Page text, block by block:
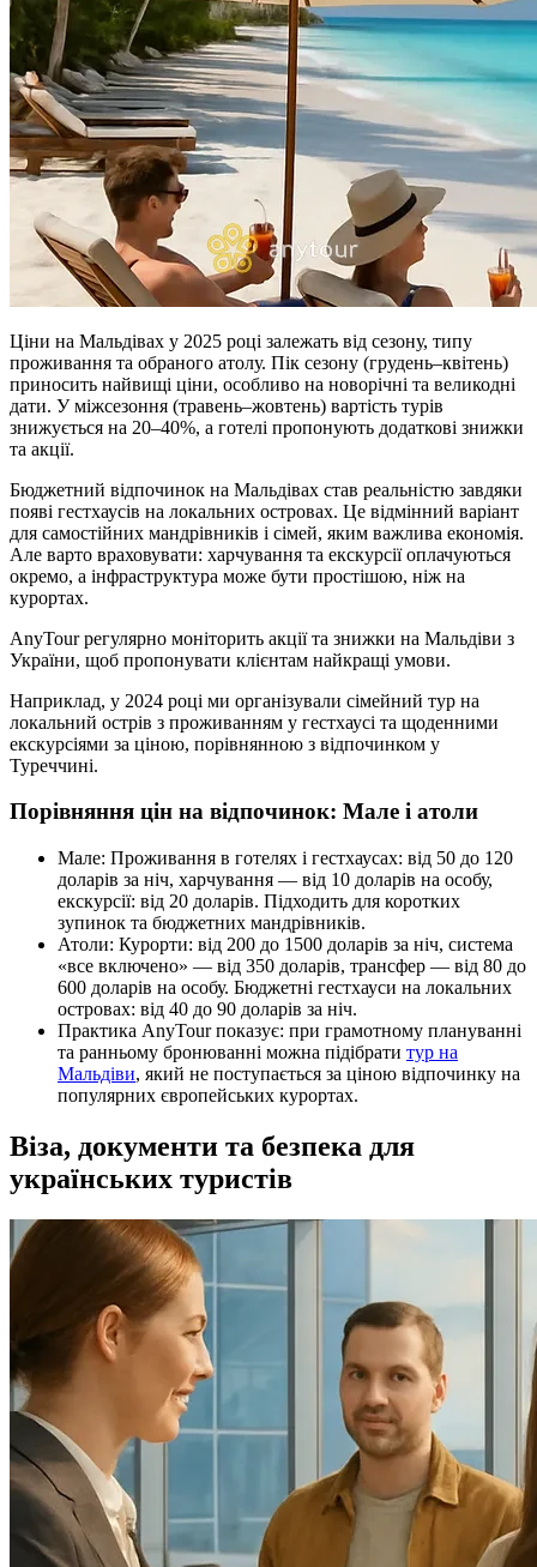
Ціни на Мальдівах у 2025 році залежать від сезону, типу
проживання та обраного атолу. Пік сезону (грудень–квітень)
приносить найвищі ціни, особливо на новорічні та великодні
дати. У міжсезоння (травень–жовтень) вартість турів
знижується на 20–40%, а готелі пропонують додаткові знижки
та акції.
Бюджетний відпочинок на Мальдівах став реальністю завдяки
появі гестхаусів на локальних островах. Це відмінний варіант
для самостійних мандрівників і сімей, яким важлива економія.
Але варто враховувати: харчування та екскурсії оплачуються
окремо, а інфраструктура може бути простішою, ніж на
курортах.
AnyTour регулярно моніторить акції та знижки на Мальдіви з
України, щоб пропонувати клієнтам найкращі умови.
Наприклад, у 2024 році ми організували сімейний тур на
локальний острів з проживанням у гестхаусі та щоденними
екскурсіями за ціною, порівнянною з відпочинком у
Туреччині.
Порівняння цін на відпочинок: Мале і атоли
Мале: Проживання в готелях і гестхаусах: від 50 до 120
доларів за ніч, харчування — від 10 доларів на особу,
екскурсії: від 20 доларів. Підходить для коротких
зупинок та бюджетних мандрівників.
Атоли: Курорти: від 200 до 1500 доларів за ніч, система
«все включено» — від 350 доларів, трансфер — від 80 до
600 доларів на особу. Бюджетні гестхауси на локальних
островах: від 40 до 90 доларів за ніч.
Практика AnyTour показує: при грамотному плануванні
та ранньому бронюванні можна підібрати тур на
Мальдіви, який не поступається за ціною відпочинку на
популярних європейських курортах.
Віза, документи та безпека для
українських туристів